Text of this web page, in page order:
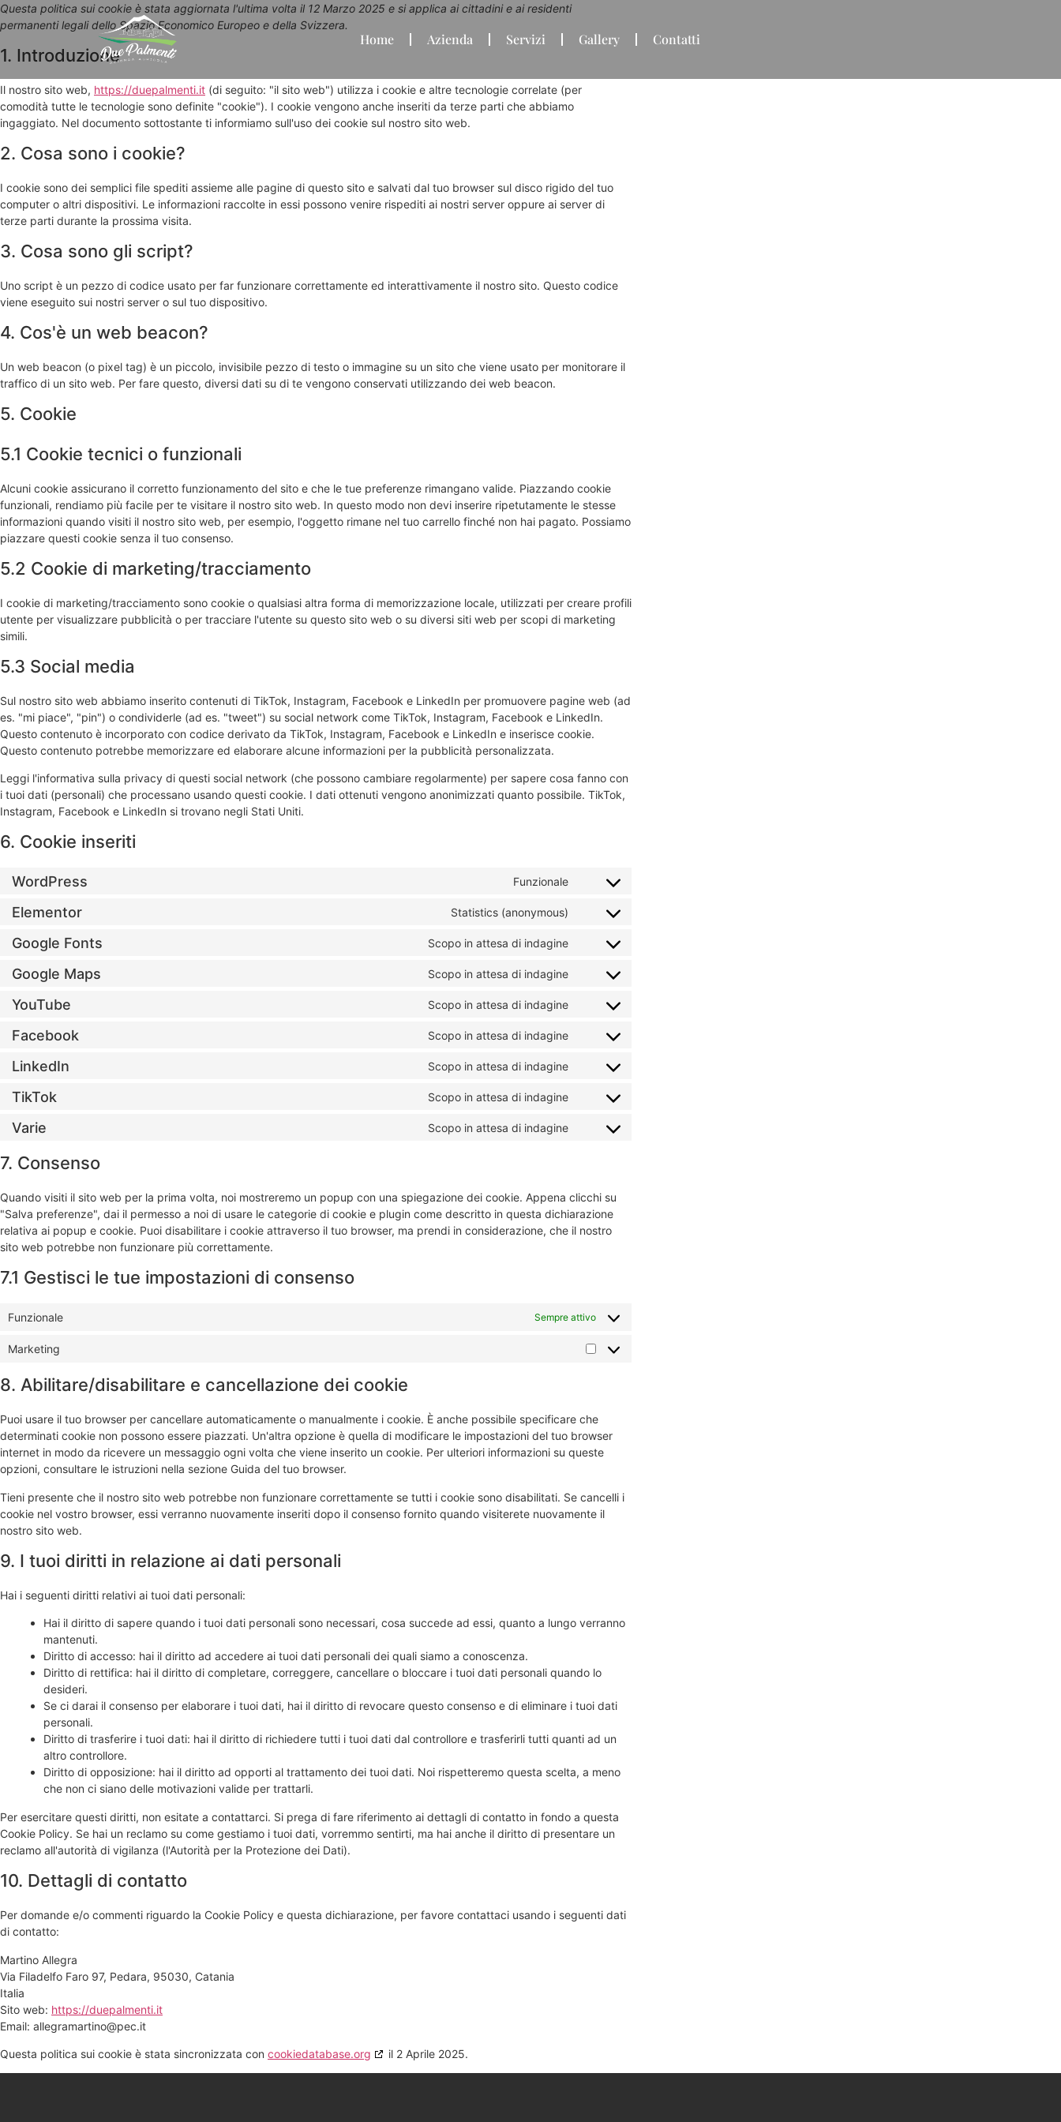
Home Azienda Servizi Gallery Contatti
Questa politica sui cookie è stata aggiornata l'ultima volta il 12 Marzo 2025 e si applica ai cittadini e ai residenti
permanenti legali dello Spazio Economico Europeo e della Svizzera.
1. Introduzione
Il nostro sito web, https://duepalmenti.it (di seguito: "il sito web") utilizza i cookie e altre tecnologie correlate (per
comodità tutte le tecnologie sono definite "cookie"). I cookie vengono anche inseriti da terze parti che abbiamo
ingaggiato. Nel documento sottostante ti informiamo sull'uso dei cookie sul nostro sito web.
2. Cosa sono i cookie?
I cookie sono dei semplici file spediti assieme alle pagine di questo sito e salvati dal tuo browser sul disco rigido del tuo
computer o altri dispositivi. Le informazioni raccolte in essi possono venire rispediti ai nostri server oppure ai server di
terze parti durante la prossima visita.
3. Cosa sono gli script?
Uno script è un pezzo di codice usato per far funzionare correttamente ed interattivamente il nostro sito. Questo codice
viene eseguito sui nostri server o sul tuo dispositivo.
4. Cos'è un web beacon?
Un web beacon (o pixel tag) è un piccolo, invisibile pezzo di testo o immagine su un sito che viene usato per monitorare il
traffico di un sito web. Per fare questo, diversi dati su di te vengono conservati utilizzando dei web beacon.
5. Cookie
5.1 Cookie tecnici o funzionali
Alcuni cookie assicurano il corretto funzionamento del sito e che le tue preferenze rimangano valide. Piazzando cookie
funzionali, rendiamo più facile per te visitare il nostro sito web. In questo modo non devi inserire ripetutamente le stesse
informazioni quando visiti il nostro sito web, per esempio, l'oggetto rimane nel tuo carrello finché non hai pagato. Possiamo
piazzare questi cookie senza il tuo consenso.
5.2 Cookie di marketing/tracciamento
I cookie di marketing/tracciamento sono cookie o qualsiasi altra forma di memorizzazione locale, utilizzati per creare profili
utente per visualizzare pubblicità o per tracciare l'utente su questo sito web o su diversi siti web per scopi di marketing
simili.
5.3 Social media
Sul nostro sito web abbiamo inserito contenuti di TikTok, Instagram, Facebook e LinkedIn per promuovere pagine web (ad
es. "mi piace", "pin") o condividerle (ad es. "tweet") su social network come TikTok, Instagram, Facebook e LinkedIn.
Questo contenuto è incorporato con codice derivato da TikTok, Instagram, Facebook e LinkedIn e inserisce cookie.
Questo contenuto potrebbe memorizzare ed elaborare alcune informazioni per la pubblicità personalizzata.
Leggi l'informativa sulla privacy di questi social network (che possono cambiare regolarmente) per sapere cosa fanno con
i tuoi dati (personali) che processano usando questi cookie. I dati ottenuti vengono anonimizzati quanto possibile. TikTok,
Instagram, Facebook e LinkedIn si trovano negli Stati Uniti.
6. Cookie inseriti
WordPress Funzionale
Elementor Statistics (anonymous)
Google Fonts Scopo in attesa di indagine
Google Maps Scopo in attesa di indagine
YouTube Scopo in attesa di indagine
Facebook Scopo in attesa di indagine
LinkedIn Scopo in attesa di indagine
TikTok Scopo in attesa di indagine
Varie Scopo in attesa di indagine
7. Consenso
Quando visiti il sito web per la prima volta, noi mostreremo un popup con una spiegazione dei cookie. Appena clicchi su
"Salva preferenze", dai il permesso a noi di usare le categorie di cookie e plugin come descritto in questa dichiarazione
relativa ai popup e cookie. Puoi disabilitare i cookie attraverso il tuo browser, ma prendi in considerazione, che il nostro
sito web potrebbe non funzionare più correttamente.
7.1 Gestisci le tue impostazioni di consenso
Funzionale Sempre attivo
Marketing
8. Abilitare/disabilitare e cancellazione dei cookie
Puoi usare il tuo browser per cancellare automaticamente o manualmente i cookie. È anche possibile specificare che
determinati cookie non possono essere piazzati. Un'altra opzione è quella di modificare le impostazioni del tuo browser
internet in modo da ricevere un messaggio ogni volta che viene inserito un cookie. Per ulteriori informazioni su queste
opzioni, consultare le istruzioni nella sezione Guida del tuo browser.
Tieni presente che il nostro sito web potrebbe non funzionare correttamente se tutti i cookie sono disabilitati. Se cancelli i
cookie nel vostro browser, essi verranno nuovamente inseriti dopo il consenso fornito quando visiterete nuovamente il
nostro sito web.
9. I tuoi diritti in relazione ai dati personali
Hai i seguenti diritti relativi ai tuoi dati personali:
Hai il diritto di sapere quando i tuoi dati personali sono necessari, cosa succede ad essi, quanto a lungo verranno
mantenuti.
Diritto di accesso: hai il diritto ad accedere ai tuoi dati personali dei quali siamo a conoscenza.
Diritto di rettifica: hai il diritto di completare, correggere, cancellare o bloccare i tuoi dati personali quando lo
desideri.
Se ci darai il consenso per elaborare i tuoi dati, hai il diritto di revocare questo consenso e di eliminare i tuoi dati
personali.
Diritto di trasferire i tuoi dati: hai il diritto di richiedere tutti i tuoi dati dal controllore e trasferirli tutti quanti ad un
altro controllore.
Diritto di opposizione: hai il diritto ad opporti al trattamento dei tuoi dati. Noi rispetteremo questa scelta, a meno
che non ci siano delle motivazioni valide per trattarli.
Per esercitare questi diritti, non esitate a contattarci. Si prega di fare riferimento ai dettagli di contatto in fondo a questa
Cookie Policy. Se hai un reclamo su come gestiamo i tuoi dati, vorremmo sentirti, ma hai anche il diritto di presentare un
reclamo all'autorità di vigilanza (l'Autorità per la Protezione dei Dati).
10. Dettagli di contatto
Per domande e/o commenti riguardo la Cookie Policy e questa dichiarazione, per favore contattaci usando i seguenti dati
di contatto:
Martino Allegra
Via Filadelfo Faro 97, Pedara, 95030, Catania
Italia
Sito web: https://duepalmenti.it
Email: allegramartino@pec.it
Questa politica sui cookie è stata sincronizzata con cookiedatabase.org il 2 Aprile 2025.